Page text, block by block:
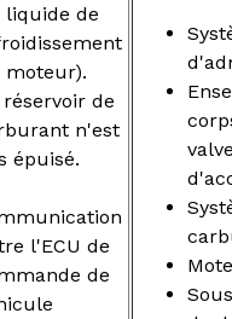
liquide de
moteur).
réservoir de
n'est
épuisé.
l'ECU de
de